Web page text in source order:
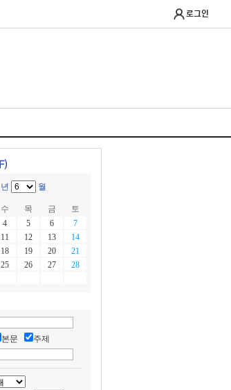
로그인